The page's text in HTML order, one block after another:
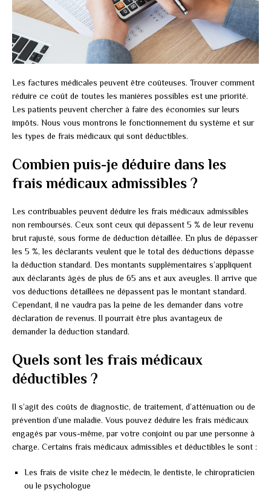
Les factures médicales peuvent être coûteuses. Trouver comment
réduire ce coût de toutes les manières possibles est une priorité.
Les patients peuvent chercher à faire des économies sur leurs
impôts. Nous vous montrons le fonctionnement du système et sur
les types de frais médicaux qui sont déductibles.
Combien puis-je déduire dans les
frais médicaux admissibles ?
Les contribuables peuvent déduire les frais médicaux admissibles
non remboursés. Ceux sont ceux qui dépassent 5 % de leur revenu
brut rajusté, sous forme de déduction détaillée. En plus de dépasser
les 5 %, les déclarants veulent que le total des déductions dépasse
la déduction standard. Des montants supplémentaires s’appliquent
aux déclarants âgés de plus de 65 ans et aux aveugles. Il arrive que
vos déductions détaillées ne dépassent pas le montant standard.
Cependant, il ne vaudra pas la peine de les demander dans votre
déclaration de revenus. Il pourrait être plus avantageux de
demander la déduction standard.
Quels sont les frais médicaux
déductibles ?
Il s’agit des coûts de diagnostic, de traitement, d’atténuation ou de
prévention d’une maladie. Vous pouvez déduire les frais médicaux
engagés par vous-même, par votre conjoint ou par une personne à
charge. Certains frais médicaux admissibles et déductibles le sont :
Les frais de visite chez le médecin, le dentiste, le chiropraticien
ou le psychologue